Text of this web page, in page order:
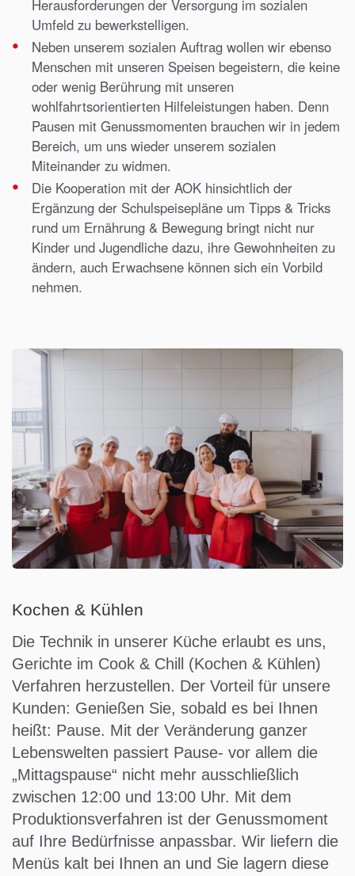
Herausforderungen der Versorgung im sozialen
Umfeld zu bewerkstelligen.
Neben unserem sozialen Auftrag wollen wir ebenso
Menschen mit unseren Speisen begeistern, die keine
oder wenig Berührung mit unseren
wohlfahrtsorientierten Hilfeleistungen haben. Denn
Pausen mit Genussmomenten brauchen wir in jedem
Bereich, um uns wieder unserem sozialen
Miteinander zu widmen.
Die Kooperation mit der AOK hinsichtlich der
Ergänzung der Schulspeisepläne um Tipps & Tricks
rund um Ernährung & Bewegung bringt nicht nur
Kinder und Jugendliche dazu, ihre Gewohnheiten zu
ändern, auch Erwachsene können sich ein Vorbild
nehmen.
Kochen & Kühlen
Die Technik in unserer Küche erlaubt es uns,
Gerichte im Cook & Chill (Kochen & Kühlen)
Verfahren herzustellen. Der Vorteil für unsere
Kunden: Genießen Sie, sobald es bei Ihnen
heißt: Pause. Mit der Veränderung ganzer
Lebenswelten passiert Pause- vor allem die
„Mittagspause“ nicht mehr ausschließlich
zwischen 12:00 und 13:00 Uhr. Mit dem
Produktionsverfahren ist der Genussmoment
auf Ihre Bedürfnisse anpassbar. Wir liefern die
Menüs kalt bei Ihnen an und Sie lagern diese